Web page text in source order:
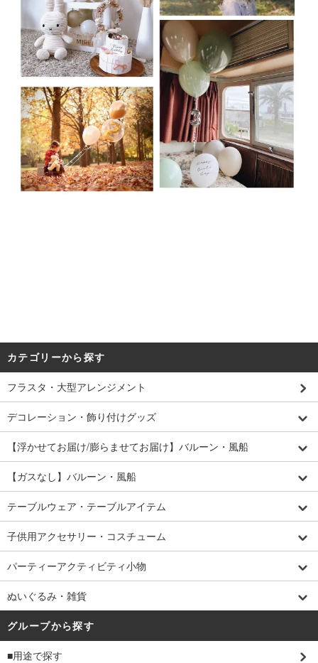
カテゴリーから探す
フラスタ・大型アレンジメント
デコレーション・飾り付けグッズ
【浮かせてお届け/膨らませてお届け】バルーン・風船
【ガスなし】バルーン・風船
テーブルウェア・テーブルアイテム
子供用アクセサリー・コスチューム
パーティーアクティビティ小物
ぬいぐるみ・雑貨
グループから探す
■用途で探す